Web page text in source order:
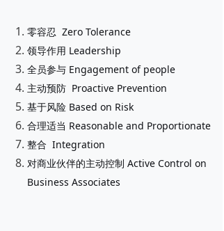
零容忍 Zero Tolerance
领导作用 Leadership
全员参与 Engagement of people
主动预防 Proactive Prevention
基于风险 Based on Risk
合理适当 Reasonable and Proportionate
整合 Integration
对商业伙伴的主动控制 Active Control on
Business Associates